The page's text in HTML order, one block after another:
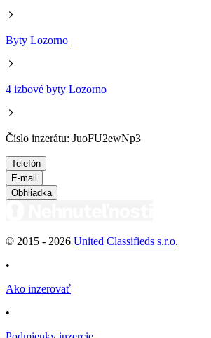
Byty Lozorno
4 izbové byty Lozorno
Číslo inzerátu: JuoFU2ewNp3
Telefón
E-mail
Obhliadka
© 2015 - 2026 United Classifieds s.r.o.
•
Ako inzerovať
•